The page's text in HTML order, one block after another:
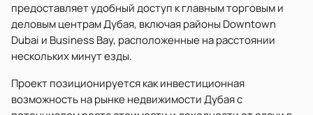
предоставляет удобный доступ к главным торговым и
деловым центрам Дубая, включая районы Downtown
Dubai и Business Bay, расположенные на расстоянии
нескольких минут езды.
Проект позиционируется как инвестиционная
возможность на рынке недвижимости Дубая с